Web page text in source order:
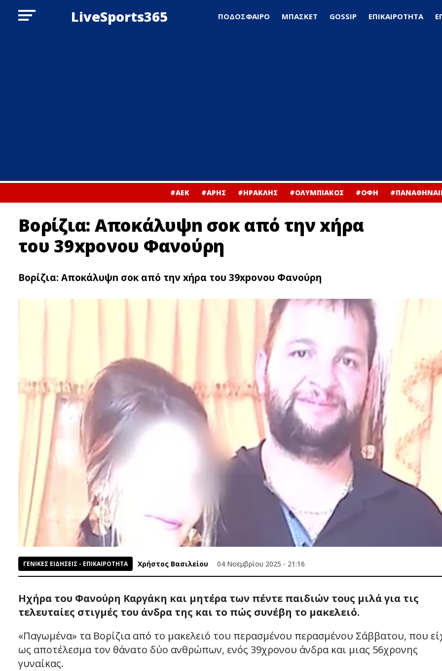
LiveSports365 ΠΟΔΟΣΦΑΙΡΟ ΜΠΑΣΚΕΤ GOSSIP ΕΠΙΚΑΙΡΟΤΗΤΑ
#ΑΕΚ #ΑΡΗΣ #ΗΡΑΚΛΗΣ #ΟΛΥΜΠΙΑΚΟΣ #ΟΦΗ
Βορίζια: Αποκάλυψn σoκ από την xήρα
του 39xpoνου Φανούρη
Βορίζια: Αποκάλυψn σoκ από την xήρα του 39xpoνου Φανούρη
ΓΕΝΙΚΕΣ ΕΙΔΗΣΕΙΣ - ΕΠΙΚΑΙΡΟΤΗΤΑ Χρήστος Βασιλείου 04 Νοεμβρίου 2025 - 21:16
Ηχήρα του Φανούρη Καργάκη και μητέρα των πέντε παιδιών τους μιλά για τις
τελευταίες στιγμές του άνδρα της και το πώς συνέβη το μακελειό.
«Παγωμένα» τα Βορίζια από το μακελειό του περασμένου περασμένου Σάββατου, που
ως αποτέλεσμα τον θάνατο δύο ανθρώπων, ενός 39χρονου άνδρα και μιας 56χρονης
γυναίκας.